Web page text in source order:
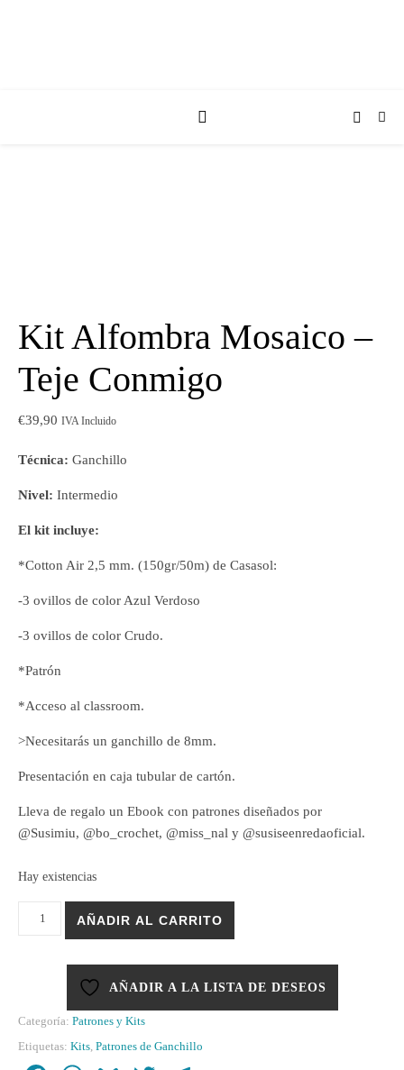
Kit Alfombra Mosaico –
Teje Conmigo
€39,90 IVA Incluido
Técnica: Ganchillo
Nivel: Intermedio
El kit incluye:
*Cotton Air 2,5 mm. (150gr/50m) de Casasol:
-3 ovillos de color Azul Verdoso
-3 ovillos de color Crudo.
*Patrón
*Acceso al classroom.
>Necesitarás un ganchillo de 8mm.
Presentación en caja tubular de cartón.
Lleva de regalo un Ebook con patrones diseñados por
@Susimiu, @bo_crochet, @miss_nal y @susiseenredaoficial.
Hay existencias
Kit Alfombra Mosaico - Teje Conmigo cantidad
AÑADIR AL CARRITO
AÑADIR A LA LISTA DE DESEOS
Categoría: Patrones y Kits
Etiquetas: Kits, Patrones de Ganchillo